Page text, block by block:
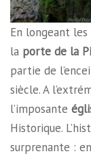
En longeant
la porte de la
partie de
siècle. A
l’imposante
Historique.
surprenante :